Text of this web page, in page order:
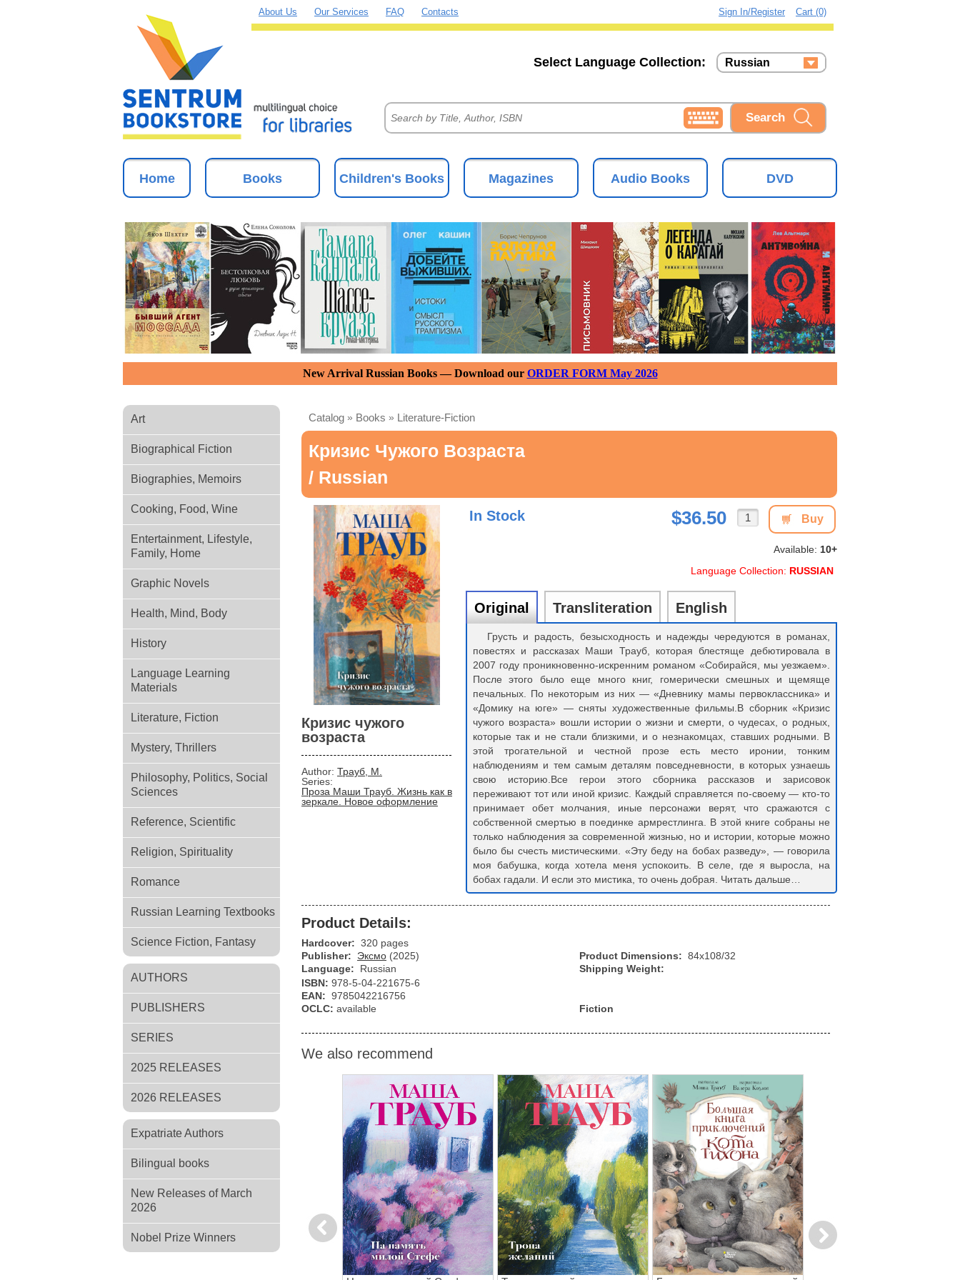
About Us Our Services FAQ Contacts Cart (0)
Sign In/Register
Russian
Ukrainian
Select Language Collection:
Home Books Children's Books Magazines Audio Books DVD
New Arrival Russian Books — Download our ORDER FORM May 2026
Art
Biographical Fiction
Biographies, Memoirs
Cooking, Food, Wine
Entertainment, Lifestyle,
Family, Home
Graphic Novels
Health, Mind, Body
History
Language Learning
Materials
Literature, Fiction
Mystery, Thrillers
Philosophy, Politics, Social
Sciences
Reference, Scientific
Religion, Spirituality
Romance
Russian Learning Textbooks
Science Fiction, Fantasy
AUTHORS
PUBLISHERS
SERIES
2025 RELEASES
2026 RELEASES
Expatriate Authors
Bilingual books
New Releases of March
2026
Nobel Prize Winners
Catalog » Books » Literature-Fiction
Кризис Чужого Возраста
/ Russian
Кризис чужого
возраста
Author: Трауб, М.
Series:
Проза Маши Трауб. Жизнь как в
зеркале. Новое оформление
In Stock Buy
$36.50
Available: 10+
Language Collection: RUSSIAN
Original Transliteration English
Грусть и радость, безысходность и надежды чередуются в романах,
повестях и рассказах Маши Трауб, которая блестяще дебютировала в
2007 году проникновенно-искренним романом «Собирайся, мы уезжаем».
После этого было еще много книг, гомерически смешных и щемяще
печальных. По некоторым из них — «Дневнику мамы первоклассника» и
«Домику на юге» — сняты художественные фильмы.В сборник «Кризис
чужого возраста» вошли истории о жизни и смерти, о чудесах, о родных,
которые так и не стали близкими, и о незнакомцах, ставших родными. В
этой трогательной и честной прозе есть место иронии, тонким
наблюдениям и тем самым деталям повседневности, в которых узнаешь
свою историю.Все герои этого сборника рассказов и зарисовок
переживают тот или иной кризис. Каждый справляется по-своему — кто-то
принимает обет молчания, иные персонажи верят, что сражаются с
собственной смертью в поединке армрестлинга. В этой книге собраны не
только наблюдения за современной жизнью, но и истории, которые можно
было бы счесть мистическими. «Эту беду на бобах разведу», — говорила
моя бабушка, когда хотела меня успокоить. В селе, где я выросла, на
бобах гадали. И если это мистика, то очень добрая. Читать дальше…
Product Details:
Hardcover: 320 pages
Publisher:
Эксмо (2025)
Language:
Russian
Product Dimensions: 84x108/32
Shipping Weight:
ISBN: 978-5-04-221675-6
EAN: 9785042216756
OCLC: available Fiction
We also recommend
Previous
Next